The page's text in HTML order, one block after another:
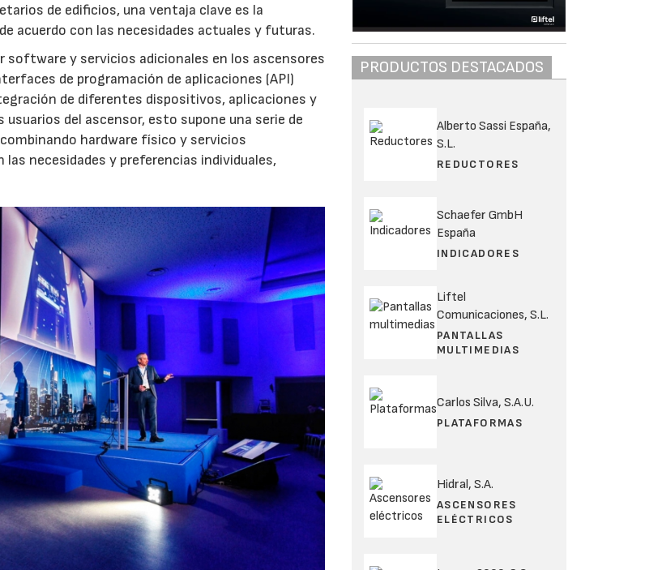
de edificios, una ventaja clave es la
acuerdo con las necesidades actuales y futuras.
software y servicios adicionales en los ascensores
de programación de aplicaciones (API)
de diferentes dispositivos, aplicaciones y
del ascensor, esto supone una serie de
hardware físico y servicios
necesidades y preferencias individuales,
PRODUCTOS DESTACADOS
Alberto Sassi España,
S.L.
REDUCTORES
Schaefer GmbH
España
INDICADORES
Liftel
Comunicaciones, S.L.
PANTALLAS
MULTIMEDIAS
Carlos Silva, S.A.U.
PLATAFORMAS
Hidral, S.A.
ASCENSORES
ELÉCTRICOS